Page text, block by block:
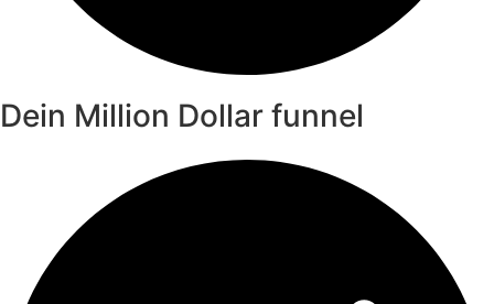
Dein Million Dollar funnel